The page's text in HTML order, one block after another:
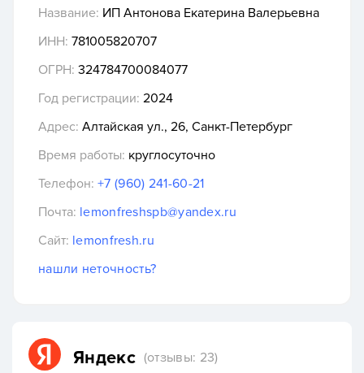
Название: ИП Антонова Екатерина Валерьевна
ИНН: 781005820707
ОГРН: 324784700084077
Год регистрации: 2024
Адрес: Алтайская ул., 26, Санкт-Петербург
Время работы: круглосуточно
Телефон: +7 (960) 241-60-21
Почта: lemonfreshspb@yandex.ru
Сайт: lemonfresh.ru
нашли неточность?
Яндекс (отзывы: 23)